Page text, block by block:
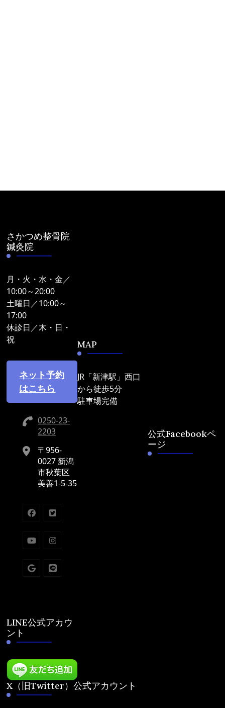
さかつめ整骨院
鍼灸院
月・火・水・金／
10:00～20:00
土曜日／10:00～
17:00
休診日／木・日・
祝
ネット予約
はこちら
0250-23-
2203
〒956-
0027 新潟
市秋葉区
美善1-5-35
LINE公式アカウ
ント
MAP
JR「新津駅」西口
から徒歩5分
駐車場完備
公式Facebookペ
ージ
X（旧Twitter）公式アカウント